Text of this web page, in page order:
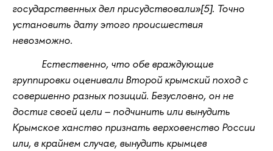
государственных дел присудствовали»[5]. Точно
установить дату этого происшествия
невозможно.
Естественно, что обе враждующие
группировки оценивали Второй крымский поход с
совершенно разных позиций. Безусловно, он не
достиг своей цели – подчинить или вынудить
Крымское ханство признать верховенство России
или, в крайнем случае, вынудить крымцев